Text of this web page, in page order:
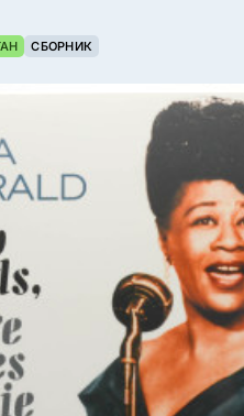
СБОРНИК